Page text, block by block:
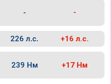
- -
226 л.с. +16 л.с.
239 Нм +17 Нм